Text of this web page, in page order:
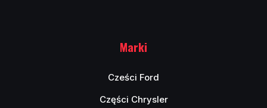
Marki
Cześci Ford
Części Chrysler